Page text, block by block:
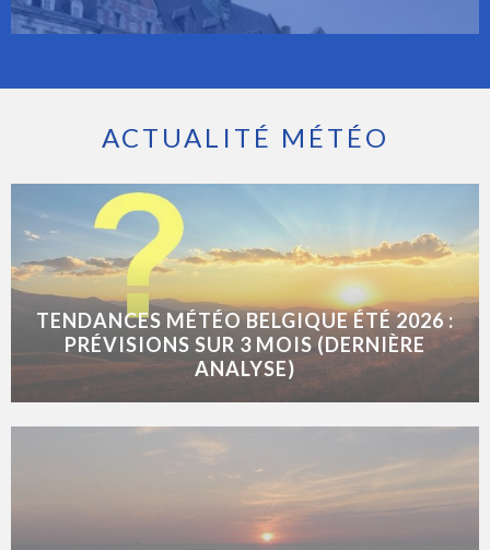
ACTUALITÉ MÉTÉO
TENDANCES MÉTÉO BELGIQUE ÉTÉ 2026 :
PRÉVISIONS SUR 3 MOIS (DERNIÈRE
ANALYSE)